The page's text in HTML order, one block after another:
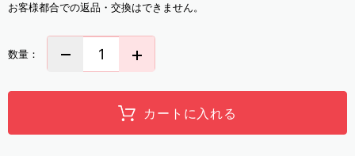
お客様都合での返品・交換はできません。
数量：
カートに入れる